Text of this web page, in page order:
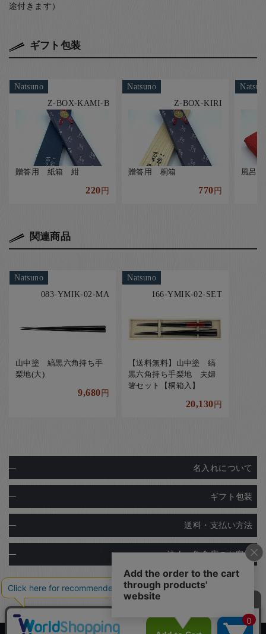
途付きます）
ギフト包装
Natsuno
Z-BOX-KAMI-B
贈答用 紙箱 紺
220円
Natsuno
Z-BOX-KIRI
贈答用 桐箱
770円
風呂
関連商品
Natsuno
083-YMIK-02-MA
山中塗 縞黒六角持ち手
梨地(大)
9,680円
Natsuno
166-YMIK-02-SET
【送料無料】山中塗 縞
黒六角持ち手梨地 夫婦
箸セット【桐箱入】
20,130円
名入れについて
ギフト包装
送料・支払い方法
法人・飲食店のお客様